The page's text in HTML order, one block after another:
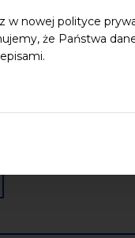
w nowej polityce
że Państwa
Data końcowa